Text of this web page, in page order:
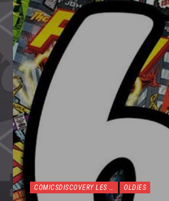
COMICSDISCOVERY LES VIDÉOS OLDIES